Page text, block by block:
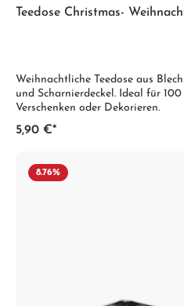
Teedose Christmas-
Weihnachtliche Teedose aus
und Scharnierdeckel. Ideal für
Verschenken oder Dekorieren.
5,90 €*
8.76%